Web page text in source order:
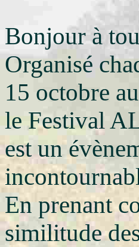
Bonjour à
Organisé
15 octobre
le Festival
est un
En prenant
similitude